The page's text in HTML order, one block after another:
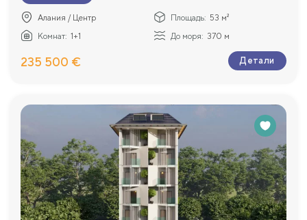
Алания / Центр Площадь: 53 м²
Комнат: 1+1 До моря: 370 м
235 500 € Детали